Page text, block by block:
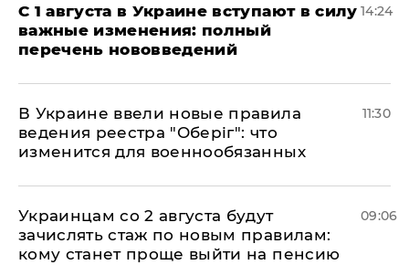
С 1 августа в Украине вступают в силу
важные изменения: полный
перечень нововведений
14:24
В Украине ввели новые правила
ведения реестра "Оберіг": что
изменится для военнообязанных
11:30
Украинцам со 2 августа будут
зачислять стаж по новым правилам:
кому станет проще выйти на пенсию
09:06